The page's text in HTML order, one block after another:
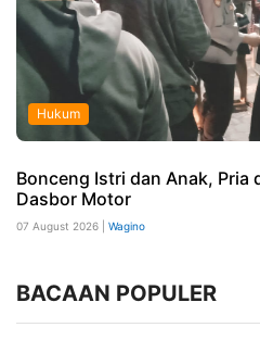
Hukum
Bonceng Istri dan Anak, Pria
Dasbor Motor
07 August 2026 | Wagino
BACAAN POPULER